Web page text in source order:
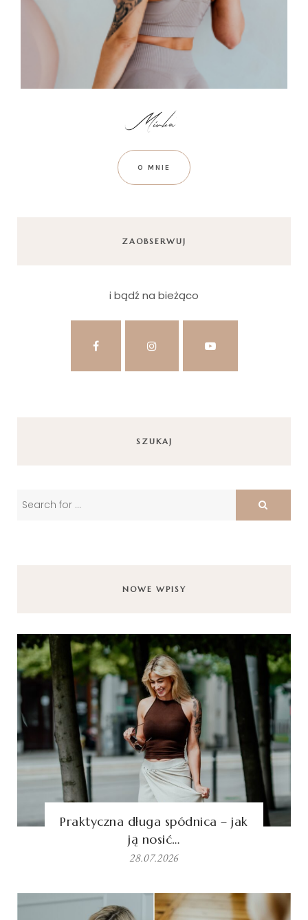
O MNIE
ZAOBSERWUJ
i bądź na bieżąco
SZUKAJ
NOWE WPISY
Praktyczna długa spódnica – jak
ją nosić…
28.07.2026